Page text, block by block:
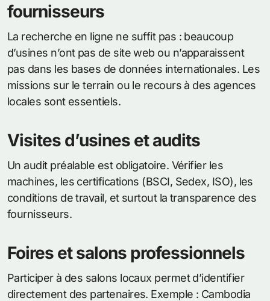
fournisseurs
La recherche en ligne ne suffit pas : beaucoup
d’usines n’ont pas de site web ou n’apparaissent
pas dans les bases de données internationales. Les
missions sur le terrain ou le recours à des agences
locales sont essentiels.
Visites d’usines et audits
Un audit préalable est obligatoire. Vérifier les
machines, les certifications (BSCI, Sedex, ISO), les
conditions de travail, et surtout la transparence des
fournisseurs.
Foires et salons professionnels
Participer à des salons locaux permet d’identifier
directement des partenaires. Exemple : Cambodia